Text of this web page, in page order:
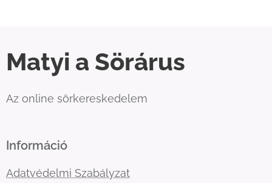
Matyi a Sörárus
Az online sörkereskedelem
Információ
Adatvédelmi Szabályzat